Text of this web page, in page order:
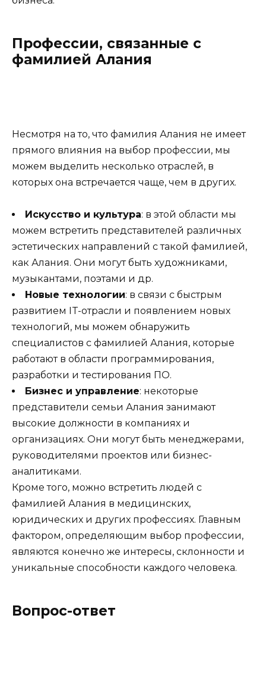
Профессии, связанные с
фамилией Алания
Несмотря на то, что фамилия Алания не имеет
прямого влияния на выбор профессии, мы
можем выделить несколько отраслей, в
которых она встречается чаще, чем в других.
Искусство и культура: в этой области мы
можем встретить представителей различных
эстетических направлений с такой фамилией,
как Алания. Они могут быть художниками,
музыкантами, поэтами и др.
Новые технологии: в связи с быстрым
развитием IT-отрасли и появлением новых
технологий, мы можем обнаружить
специалистов с фамилией Алания, которые
работают в области программирования,
разработки и тестирования ПО.
Бизнес и управление: некоторые
представители семьи Алания занимают
высокие должности в компаниях и
организациях. Они могут быть менеджерами,
руководителями проектов или бизнес-
аналитиками.
Кроме того, можно встретить людей с
фамилией Алания в медицинских,
юридических и других профессиях. Главным
фактором, определяющим выбор профессии,
являются конечно же интересы, склонности и
уникальные способности каждого человека.
Вопрос-ответ